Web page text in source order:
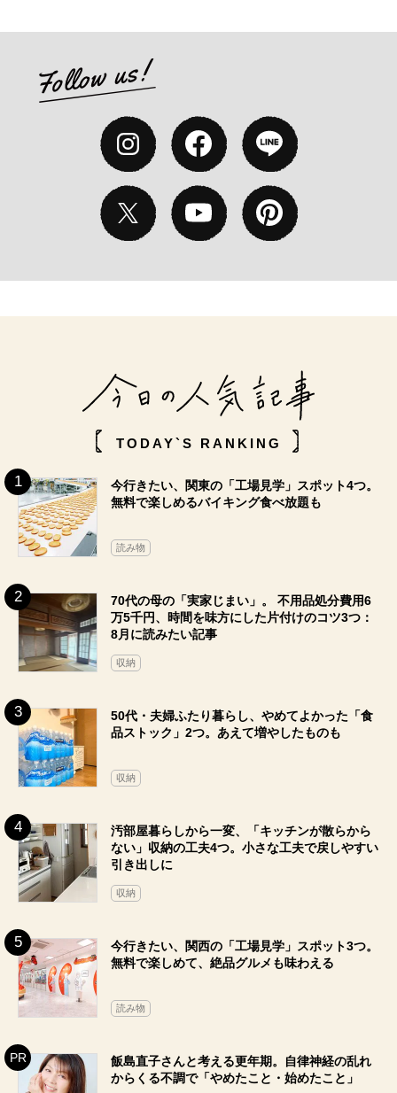
TODAY`S RANKING
今行きたい、関東の「工場見学」スポット4つ。
無料で楽しめるバイキング食べ放題も
読み物
70代の母の「実家じまい」。 不用品処分費用6
万5千円、時間を味方にした片付けのコツ3つ：
8月に読みたい記事
収納
50代・夫婦ふたり暮らし、やめてよかった「食
品ストック」2つ。あえて増やしたものも
収納
汚部屋暮らしから一変、「キッチンが散らから
ない」収納の工夫4つ。小さな工夫で戻しやすい
引き出しに
収納
今行きたい、関西の「工場見学」スポット3つ。
無料で楽しめて、絶品グルメも味わえる
読み物
飯島直子さんと考える更年期。自律神経の乱れ
からくる不調で「やめたこと・始めたこと」